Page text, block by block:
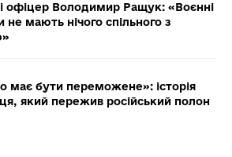
офіцер Володимир Ращук: «Воєнні
не мають нічого спільного з
має бути переможене»: історія
який пережив російський полон